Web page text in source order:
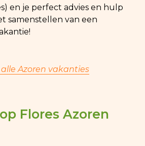
en je perfect advies en hulp
samenstellen van een
Azoren vakanties
Flores Azoren